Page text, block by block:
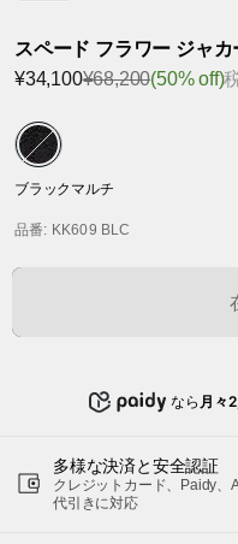
スペード フラワー ジャ
¥34,100¥68,200(50% off)
ブラックマルチ
品番: KK609 BLC
なら 月々
多様な決済と安全認証
クレジットカード、Paidy、
代引きに対応